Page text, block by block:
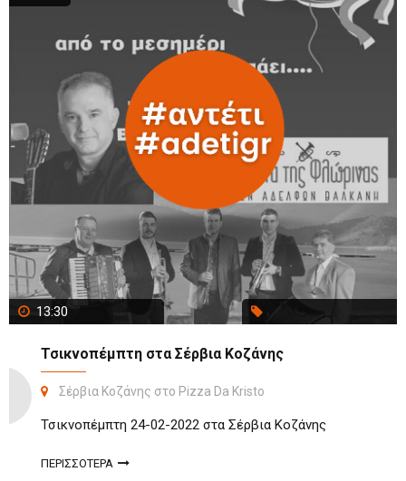
13:30
Τσικνοπέμπτη στα Σέρβια Κοζάνης
Σέρβια Κοζάνης στο Pizza Da Kristo
Τσικνοπέμπτη 24-02-2022 στα Σέρβια Κοζάνης
ΠΕΡΙΣΣΟΤΕΡΑ